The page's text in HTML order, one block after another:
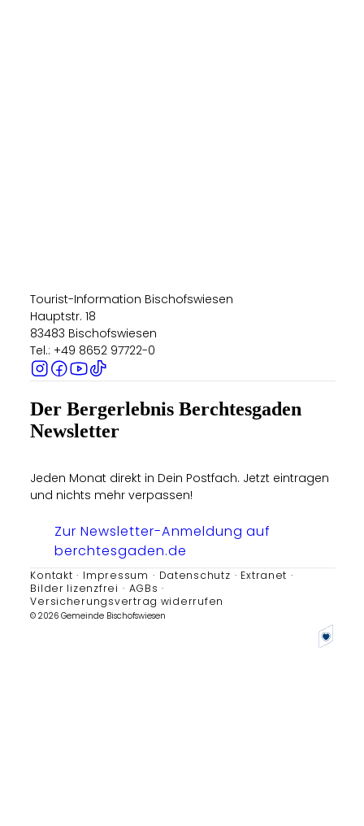
Tourist-Information Bischofswiesen
Hauptstr. 18
83483 Bischofswiesen
Tel.: +49 8652 97722-0
Der Bergerlebnis Berchtesgaden
Newsletter
Jeden Monat direkt in Dein Postfach. Jetzt eintragen
und nichts mehr verpassen!
Zur Newsletter-Anmeldung auf
berchtesgaden.de
Kontakt Impressum Datenschutz
Extranet
Bilder lizenzfrei
AGBs
Versicherungsvertrag widerrufen
© 2026 Gemeinde Bischofswiesen